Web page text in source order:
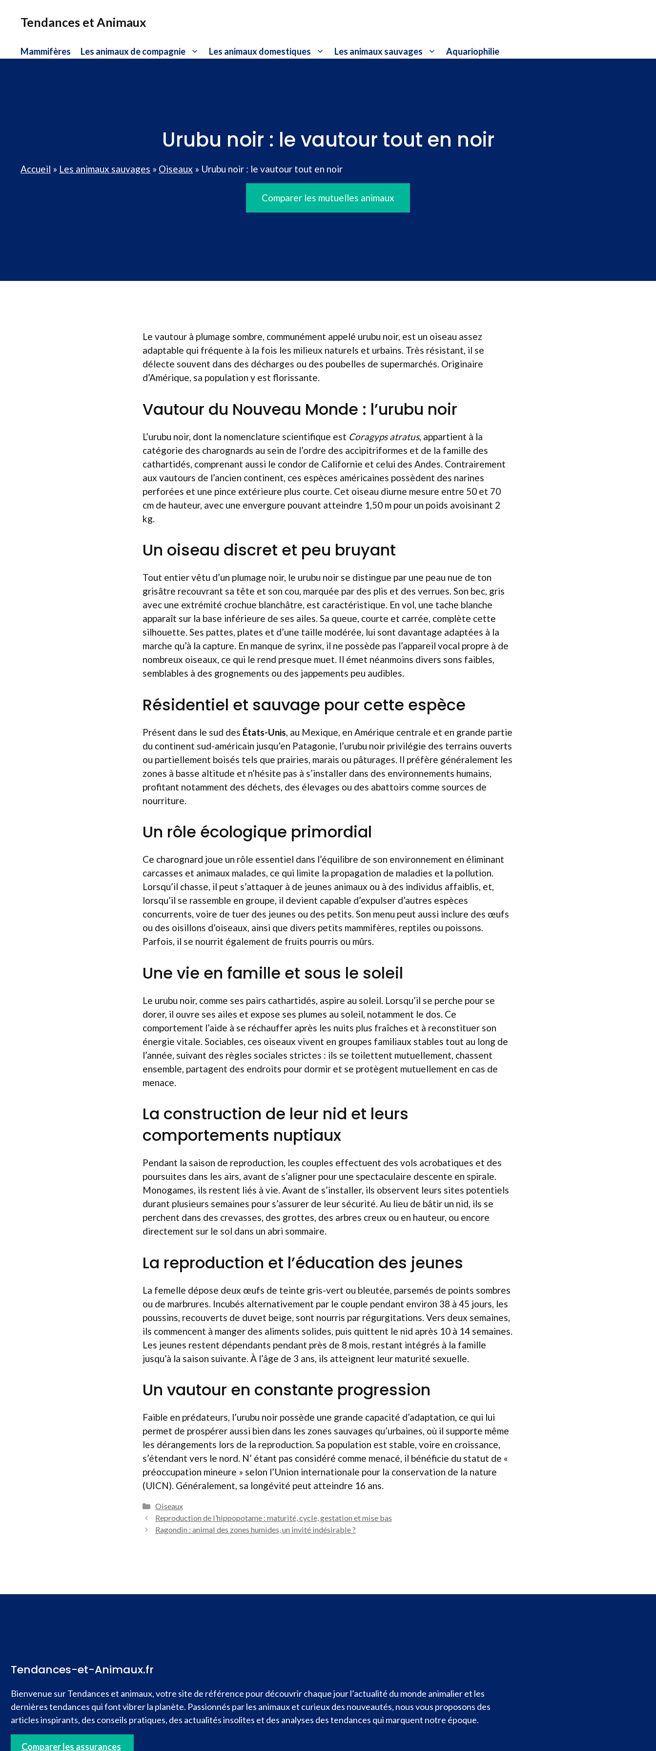
Tendances et Animaux
Mammifères Les animaux de compagnie Les animaux domestiques Les animaux sauvages Aquariophilie
Urubu noir : le vautour tout en noir
Accueil » Les animaux sauvages » Oiseaux » Urubu noir : le vautour tout en noir
Comparer les mutuelles animaux
Le vautour à plumage sombre, communément appelé urubu noir, est un oiseau assez
adaptable qui fréquente à la fois les milieux naturels et urbains. Très résistant, il se
délecte souvent dans des décharges ou des poubelles de supermarchés. Originaire
d’Amérique, sa population y est florissante.
Vautour du Nouveau Monde : l’urubu noir
L’urubu noir, dont la nomenclature scientifique est Coragyps atratus, appartient à la
catégorie des charognards au sein de l’ordre des accipitriformes et de la famille des
cathartidés, comprenant aussi le condor de Californie et celui des Andes. Contrairement
aux vautours de l’ancien continent, ces espèces américaines possèdent des narines
perforées et une pince extérieure plus courte. Cet oiseau diurne mesure entre 50 et 70
cm de hauteur, avec une envergure pouvant atteindre 1,50 m pour un poids avoisinant 2
kg.
Un oiseau discret et peu bruyant
Tout entier vêtu d’un plumage noir, le urubu noir se distingue par une peau nue de ton
grisâtre recouvrant sa tête et son cou, marquée par des plis et des verrues. Son bec, gris
avec une extrémité crochue blanchâtre, est caractéristique. En vol, une tache blanche
apparaît sur la base inférieure de ses ailes. Sa queue, courte et carrée, complète cette
silhouette. Ses pattes, plates et d’une taille modérée, lui sont davantage adaptées à la
marche qu’à la capture. En manque de syrinx, il ne possède pas l’appareil vocal propre à de
nombreux oiseaux, ce qui le rend presque muet. Il émet néanmoins divers sons faibles,
semblables à des grognements ou des jappements peu audibles.
Résidentiel et sauvage pour cette espèce
Présent dans le sud des États-Unis , au Mexique, en Amérique centrale et en grande partie
du continent sud-américain jusqu’en Patagonie, l’urubu noir privilégie des terrains ouverts
ou partiellement boisés tels que prairies, marais ou pâturages. Il préfère généralement les
zones à basse altitude et n’hésite pas à s’installer dans des environnements humains,
profitant notamment des déchets, des élevages ou des abattoirs comme sources de
nourriture.
Un rôle écologique primordial
Ce charognard joue un rôle essentiel dans l’équilibre de son environnement en éliminant
carcasses et animaux malades, ce qui limite la propagation de maladies et la pollution.
Lorsqu’il chasse, il peut s’attaquer à de jeunes animaux ou à des individus affaiblis, et,
lorsqu’il se rassemble en groupe, il devient capable d’expulser d’autres espèces
concurrents, voire de tuer des jeunes ou des petits. Son menu peut aussi inclure des œufs
ou des oisillons d’oiseaux, ainsi que divers petits mammifères, reptiles ou poissons.
Parfois, il se nourrit également de fruits pourris ou mûrs.
Une vie en famille et sous le soleil
Le urubu noir, comme ses pairs cathartidés, aspire au soleil. Lorsqu’il se perche pour se
dorer, il ouvre ses ailes et expose ses plumes au soleil, notamment le dos. Ce
comportement l’aide à se réchauffer après les nuits plus fraîches et à reconstituer son
énergie vitale. Sociables, ces oiseaux vivent en groupes familiaux stables tout au long de
l’année, suivant des règles sociales strictes : ils se toilettent mutuellement, chassent
ensemble, partagent des endroits pour dormir et se protègent mutuellement en cas de
menace.
La construction de leur nid et leurs
comportements nuptiaux
Pendant la saison de reproduction, les couples effectuent des vols acrobatiques et des
poursuites dans les airs, avant de s’aligner pour une spectaculaire descente en spirale.
Monogames, ils restent liés à vie. Avant de s’installer, ils observent leurs sites potentiels
durant plusieurs semaines pour s’assurer de leur sécurité. Au lieu de bâtir un nid, ils se
perchent dans des crevasses, des grottes, des arbres creux ou en hauteur, ou encore
directement sur le sol dans un abri sommaire.
La reproduction et l’éducation des jeunes
La femelle dépose deux œufs de teinte gris-vert ou bleutée, parsemés de points sombres
ou de marbrures. Incubés alternativement par le couple pendant environ 38 à 45 jours, les
poussins, recouverts de duvet beige, sont nourris par régurgitations. Vers deux semaines,
ils commencent à manger des aliments solides, puis quittent le nid après 10 à 14 semaines.
Les jeunes restent dépendants pendant près de 8 mois, restant intégrés à la famille
jusqu’à la saison suivante. À l’âge de 3 ans, ils atteignent leur maturité sexuelle.
Un vautour en constante progression
Faible en prédateurs, l’urubu noir possède une grande capacité d’adaptation, ce qui lui
permet de prospérer aussi bien dans les zones sauvages qu’urbaines, où il supporte même
les dérangements lors de la reproduction. Sa population est stable, voire en croissance,
s’étendant vers le nord. N’ étant pas considéré comme menacé, il bénéficie du statut de «
préoccupation mineure » selon l’Union internationale pour la conservation de la nature
(UICN). Généralement, sa longévité peut atteindre 16 ans.
Catégories
Oiseaux
Reproduction de l’hippopotame : maturité, cycle, gestation et mise bas
Ragondin : animal des zones humides, un invité indésirable ?
Tendances-et-Animaux.fr
Bienvenue sur Tendances et animaux, votre site de référence pour découvrir chaque jour l’actualité du monde animalier et les
dernières tendances qui font vibrer la planète. Passionnés par les animaux et curieux des nouveautés, nous vous proposons des
articles inspirants, des conseils pratiques, des actualités insolites et des analyses des tendances qui marquent notre époque.
Comparer les assurances